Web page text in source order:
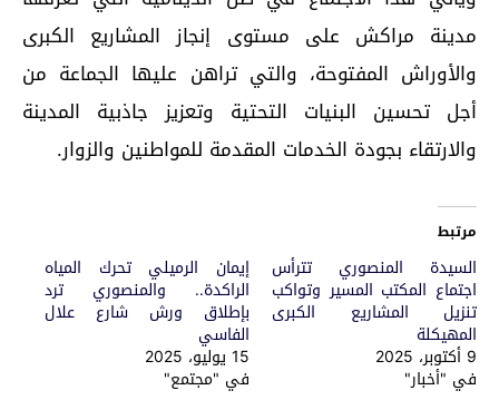
مدينة مراكش على مستوى إنجاز المشاريع الكبرى
والأوراش المفتوحة، والتي تراهن عليها الجماعة من
أجل تحسين البنيات التحتية وتعزيز جاذبية المدينة
والارتقاء بجودة الخدمات المقدمة للمواطنين والزوار.
مرتبط
السيدة المنصوري تترأس
اجتماع المكتب المسير وتواكب
تنزيل المشاريع الكبرى
المهيكلة
9 أكتوبر، 2025
في "أخبار"
إيمان الرميلي تحرك المياه
الراكدة.. والمنصوري ترد
بإطلاق ورش شارع علال
الفاسي
15 يوليو، 2025
في "مجتمع"